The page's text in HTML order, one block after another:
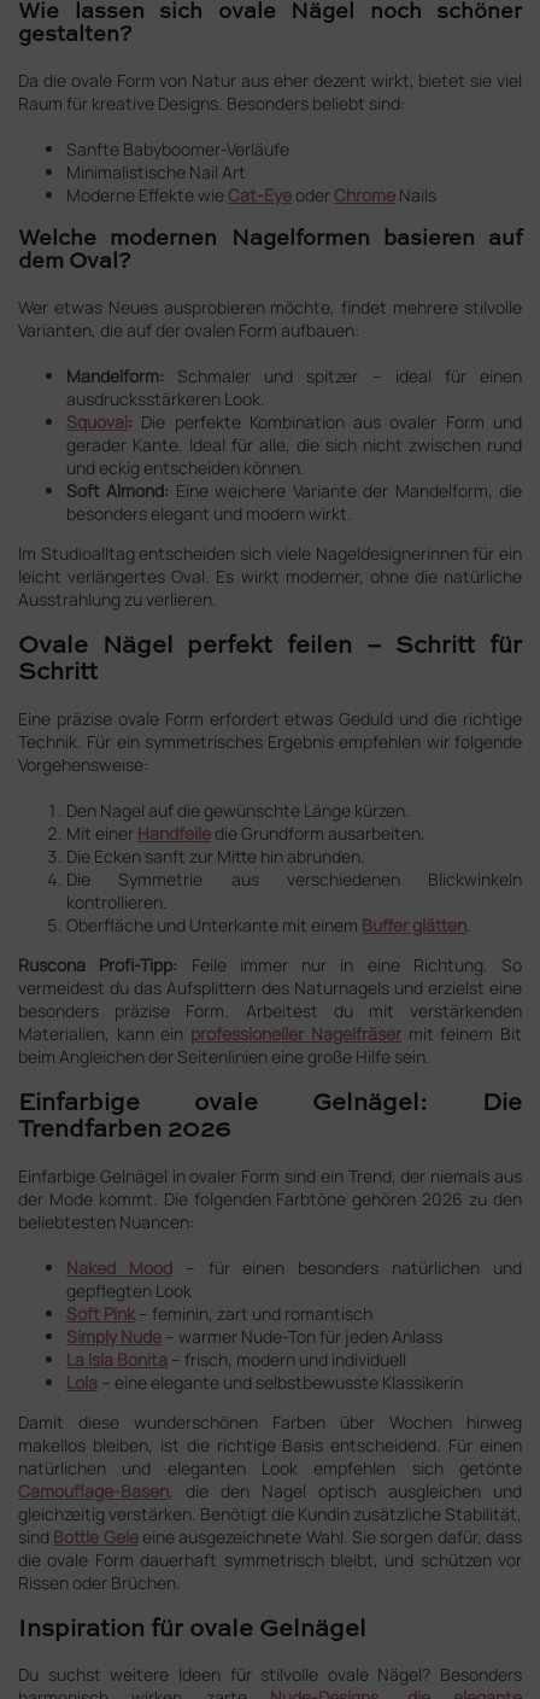
Wie lassen sich ovale Nägel noch schöner
gestalten?
Da die ovale Form von Natur aus eher dezent wirkt, bietet sie viel
Raum für kreative Designs. Besonders beliebt sind:
Sanfte Babyboomer-Verläufe
Minimalistische Nail Art
Moderne Effekte wie Cat-Eye oder Chrome Nails
Welche modernen Nagelformen basieren auf
dem Oval?
Wer etwas Neues ausprobieren möchte, findet mehrere stilvolle
Varianten, die auf der ovalen Form aufbauen:
Mandelform: Schmaler und spitzer – ideal für einen
ausdrucksstärkeren Look.
Squoval: Die perfekte Kombination aus ovaler Form und
gerader Kante. Ideal für alle, die sich nicht zwischen rund
und eckig entscheiden können.
Soft Almond: Eine weichere Variante der Mandelform, die
besonders elegant und modern wirkt.
Im Studioalltag entscheiden sich viele Nageldesignerinnen für ein
leicht verlängertes Oval. Es wirkt moderner, ohne die natürliche
Ausstrahlung zu verlieren.
Ovale Nägel perfekt feilen – Schritt für
Schritt
Eine präzise ovale Form erfordert etwas Geduld und die richtige
Technik. Für ein symmetrisches Ergebnis empfehlen wir folgende
Vorgehensweise:
Den Nagel auf die gewünschte Länge kürzen.
Mit einer Handfeile die Grundform ausarbeiten.
Die Ecken sanft zur Mitte hin abrunden.
Die Symmetrie aus verschiedenen Blickwinkeln
kontrollieren.
Oberfläche und Unterkante mit einem Buffer glätten.
Ruscona Profi-Tipp: Feile immer nur in eine Richtung. So
vermeidest du das Aufsplittern des Naturnagels und erzielst eine
besonders präzise Form. Arbeitest du mit verstärkenden
Materialien, kann ein professioneller Nagelfräsermit feinem Bit
beim Angleichen der Seitenlinien eine große Hilfe sein.
Einfarbige ovale Gelnägel: Die
Trendfarben 2026
Einfarbige Gelnägel in ovaler Form sind ein Trend, der niemals aus
der Mode kommt. Die folgenden Farbtöne gehören 2026 zu den
beliebtesten Nuancen:
Naked Mood– für einen besonders natürlichen und
gepflegten Look
Soft Pink – feminin, zart und romantisch
Simply Nude – warmer Nude-Ton für jeden Anlass
La Isla Bonita – frisch, modern und individuell
Lola – eine elegante und selbstbewusste Klassikerin
Damit diese wunderschönen Farben über Wochen hinweg
makellos bleiben, ist die richtige Basis entscheidend. Für einen
natürlichen und eleganten Look empfehlen sich getönte
Camouflage-Basen, die den Nagel optisch ausgleichen und
gleichzeitig verstärken. Benötigt die Kundin zusätzliche Stabilität,
sind Bottle Geleeine ausgezeichnete Wahl. Sie sorgen dafür, dass
die ovale Form dauerhaft symmetrisch bleibt, und schützen vor
Rissen oder Brüchen.
Inspiration für ovale Gelnägel
Du suchst weitere Ideen für stilvolle ovale Nägel? Besonders